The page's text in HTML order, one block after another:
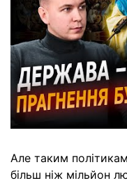
Але таким
більш ніж мільйон